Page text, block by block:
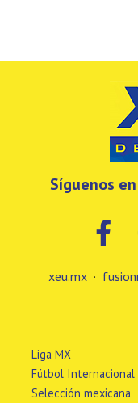
Síguenos
xeu.mx ·
Liga MX
Fútbol Internacional
Selección mexicana